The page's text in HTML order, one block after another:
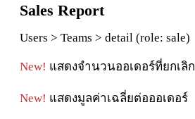
Sales Report
Users > Teams > detail (role: sale)
New! แสดงจํานวนออเดอร์ที่ยกเลิก
New! แสดงมูลค่าเฉลี่ยต่อออเดอร์